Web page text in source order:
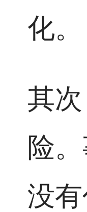
化。
其
险
没